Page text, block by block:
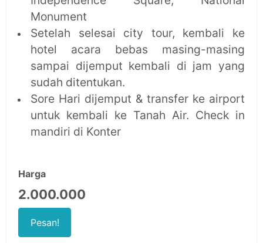
Monument
Setelah selesai city tour, kembali ke
hotel acara bebas masing-masing
sampai dijemput kembali di jam yang
sudah ditentukan.
Sore Hari dijemput & transfer ke airport
untuk kembali ke Tanah Air. Check in
mandiri di Konter
Harga
2.000.000
Pesan!